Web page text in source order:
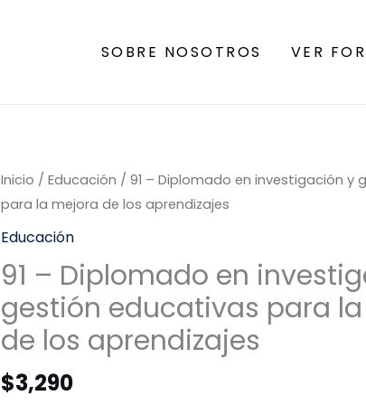
SOBRE NOSOTROS VER
Inicio /Educación / 91 – Diplomado en investigación y
para la mejora de los aprendizajes
Educación
91 – Diplomado en
gestión educativas para
de los aprendizajes
$3,290